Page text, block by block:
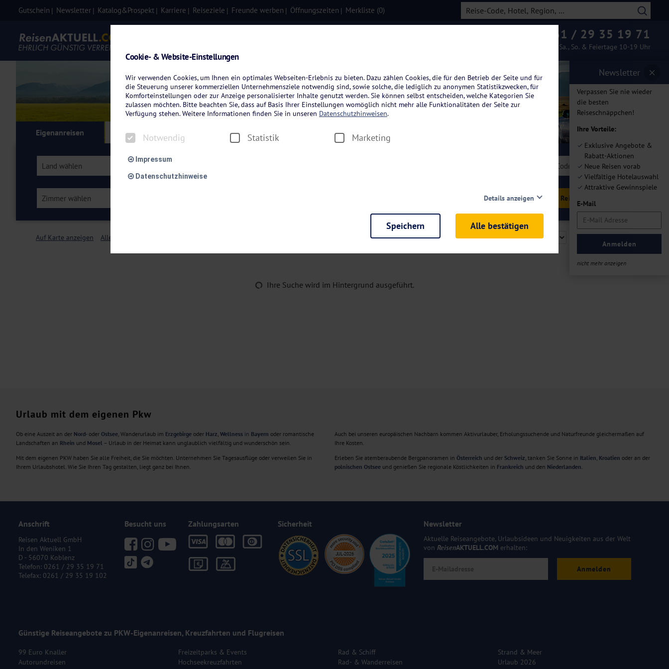
Gutschein Newsletter Katalog&Prospekt Karriere Reiseziele Freunde werben Öffnungszeiten Merkliste (0)
0261 / 29 35 19 71
Mo.-Fr. 08-19 Uhr / Sa., So. & Feiertage 10-19 Uhr
Newsletter
Verpassen Sie nie wieder
die besten
Reiseschnäppchen!
Ihre Vorteile:
Exklusive Angebote &
Rabatt-Aktionen
Neue Reisen vorab
Vielfältige Hotelauswahl
Attraktive Gewinnspiele
E-Mail
Anmelden
nicht mehr anzeigen
Eigenanreisen Kreuzfahrten Flugreisen
Land wählen
Zimmer wählen
Auf Karte anzeigen Alle Filter löschen
Ihre Suche wird im Hintergrund ausgeführt.
Urlaub mit dem eigenen Pkw
Ob eine Auszeit an der Nord- oder Ostsee, Wanderurlaub im Erzgebirge oder Harz, Wellness in Bayern oder romantische
Landschaften an Rhein und Mosel – Urlaub in der Heimat kann unglaublich vielfältig und wunderschön sein.
Mit dem eigenen PKW haben Sie alle Freiheit, die Sie möchten. Unternehmen Sie Tagesausflüge oder verweilen Sie in
Ihrem Urlaubshotel. Wie Sie Ihren Tag gestalten, liegt ganz bei Ihnen.
Auch bei unseren europäischen Nachbarn kommen Aktivurlauber, Erholungssuchende und Naturfreunde gleichermaßen auf
Ihre Kosten.
Erleben Sie atemberaubende Bergpanoramen in Österreich und der Schweiz, tanken Sie Sonne in Italien, Kroatien oder an der
polnischen Ostsee und genießen Sie regionale Köstlichkeiten in Frankreich und den Niederlanden.
Anschrift
Reisen Aktuell GmbH
In den Weniken 1
D - 56070 Koblenz
Telefon: 0261 / 29 35 19 71
Telefax: 0261 / 29 35 19 102
Besucht uns Zahlungsarten Sicherheit Newsletter
Aktuelle Reiseangebote, Urlaubsideen und Neuigkeiten aus der Welt
von ReisenAKTUELL.COM erhalten:
Anmelden
Günstige Reiseangebote zu PKW-Eigenanreisen, Kreuzfahrten und Flugreisen
99 Euro Knaller
Autorundreisen
Freizeitparks & Events
Hochseekreuzfahrten
Rad & Schiff
Rad- & Wanderreisen
Strand & Meer
Urlaub 2026
Cookie- & Website-Einstellungen
Wir verwenden Cookies, um Ihnen ein optimales Webseiten-Erlebnis zu bieten. Dazu zählen Cookies, die für den Betrieb der Seite und für
die Steuerung unserer kommerziellen Unternehmensziele notwendig sind, sowie solche, die lediglich zu anonymen Statistikzwecken, für
Komforteinstellungen oder zur Anzeige personalisierter Inhalte genutzt werden. Sie können selbst entscheiden, welche Kategorien Sie
zulassen möchten. Bitte beachten Sie, dass auf Basis Ihrer Einstellungen womöglich nicht mehr alle Funktionalitäten der Seite zur
Verfügung stehen. Weitere Informationen finden Sie in unseren Datenschutzhinweisen.
Notwendig Statistik Marketing
Impressum
Datenschutzhinweise
Details anzeigen
Diese Cookies sind für den Betrieb der Seite unbedingt notwendig und ermöglichen beispielsweise sicherheitsrelevante
möchten, um Ihnen unsere Dienste bei einem erneuten Besuch unserer Seite schneller zur Verfügung zu stellen.
dieser Cookies können wir beispielsweise die Besucherzahlen und den Effekt bestimmter Seiten unseres Web-Auftritts ermitteln und
Speichern Alle bestätigen